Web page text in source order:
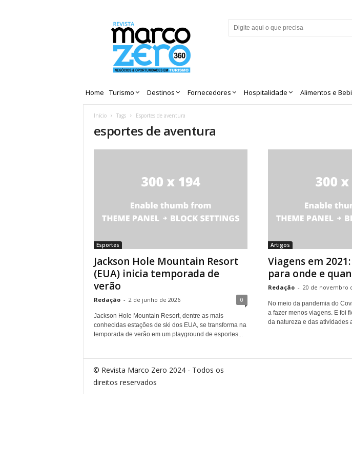
Home Turismo Destinos Fornecedores Hospitalidade Alimentos e
Início Tags Esportes de aventura
esportes de aventura
Esportes
Jackson Hole Mountain Resort
(EUA) inicia temporada de
verão
Redação - 2 de junho de 2026 0
Jackson Hole Mountain Resort, dentre as mais
conhecidas estações de ski dos EUA, se transforma na
temporada de verão em um playground de esportes...
Artigos
Viagens em
para onde e
Redação - 20 de novembro
No meio da pandemia do
a fazer menos viagens. E foi
da natureza e das atividades
© Revista Marco Zero 2024 - Todos os
direitos reservados